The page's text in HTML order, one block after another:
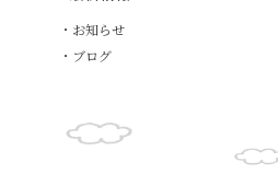
・お知らせ
・ブログ